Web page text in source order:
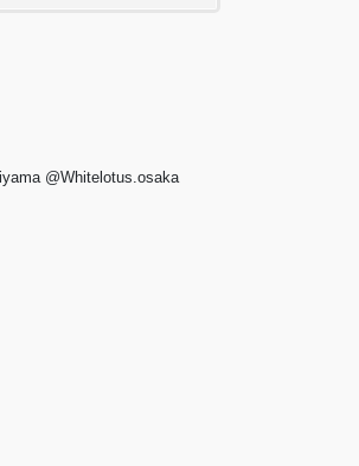
@Whitelotus.osaka